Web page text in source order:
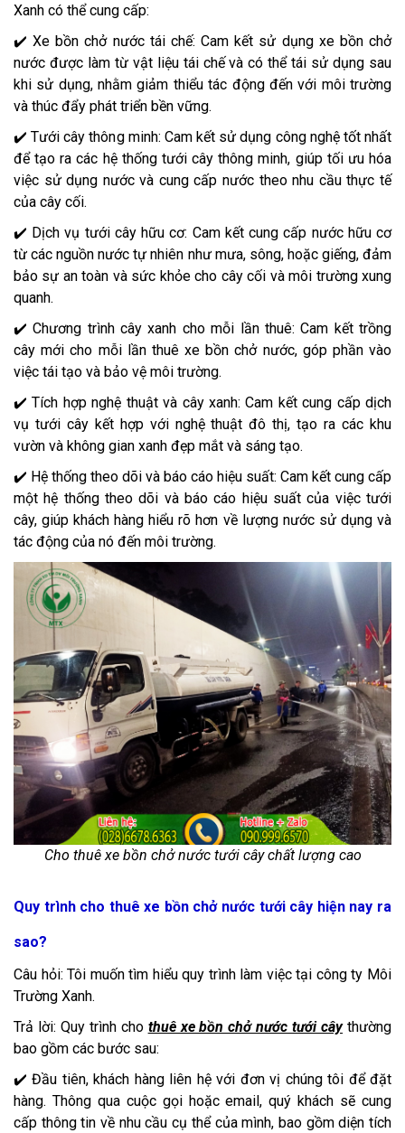
Xanh có thể cung cấp:
✔️ Xe bồn chở nước tái chế: Cam kết sử dụng xe bồn chở
nước được làm từ vật liệu tái chế và có thể tái sử dụng sau
khi sử dụng, nhằm giảm thiểu tác động đến với môi trường
và thúc đẩy phát triển bền vững.
✔️ Tưới cây thông minh: Cam kết sử dụng công nghệ tốt nhất
để tạo ra các hệ thống tưới cây thông minh, giúp tối ưu hóa
việc sử dụng nước và cung cấp nước theo nhu cầu thực tế
của cây cối.
✔️ Dịch vụ tưới cây hữu cơ: Cam kết cung cấp nước hữu cơ
từ các nguồn nước tự nhiên như mưa, sông, hoặc giếng, đảm
bảo sự an toàn và sức khỏe cho cây cối và môi trường xung
quanh.
✔️ Chương trình cây xanh cho mỗi lần thuê: Cam kết trồng
cây mới cho mỗi lần thuê xe bồn chở nước, góp phần vào
việc tái tạo và bảo vệ môi trường.
✔️ Tích hợp nghệ thuật và cây xanh: Cam kết cung cấp dịch
vụ tưới cây kết hợp với nghệ thuật đô thị, tạo ra các khu
vườn và không gian xanh đẹp mắt và sáng tạo.
✔️ Hệ thống theo dõi và báo cáo hiệu suất: Cam kết cung cấp
một hệ thống theo dõi và báo cáo hiệu suất của việc tưới
cây, giúp khách hàng hiểu rõ hơn về lượng nước sử dụng và
tác động của nó đến môi trường.
Cho thuê xe bồn chở nước tưới cây chất lượng cao
Quy trình cho thuê xe bồn chở nước tưới cây hiện nay ra
sao?
Câu hỏi: Tôi muốn tìm hiểu quy trình làm việc tại công ty Môi
Trường Xanh.
Trả lời: Quy trình cho thuê xe bồn chở nước tưới câythường
bao gồm các bước sau:
✔️ Đầu tiên, khách hàng liên hệ với đơn vị chúng tôi để đặt
hàng. Thông qua cuộc gọi hoặc email, quý khách sẽ cung
cấp thông tin về nhu cầu cụ thể của mình, bao gồm diện tích